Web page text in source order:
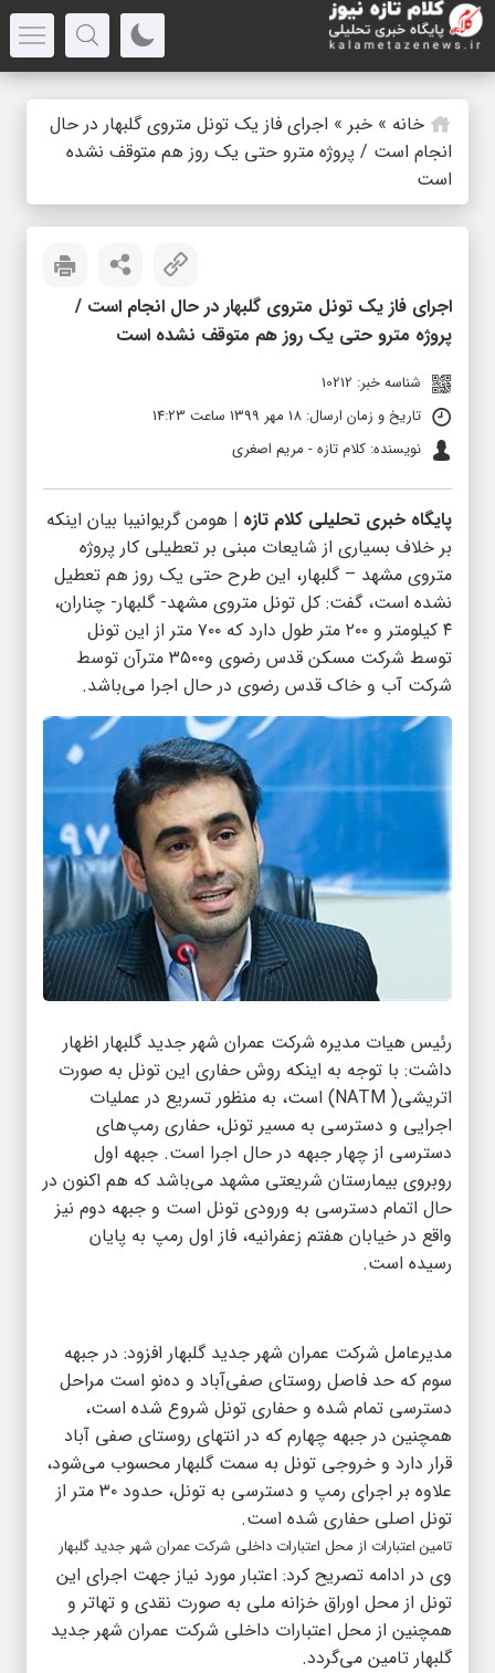
خانه » خبر » اجرای فاز یک تونل متروی گلبهار در حال
انجام است / پروژه مترو حتی یک روز هم متوقف نشده
است
اجرای فاز یک تونل متروی گلبهار در حال انجام است /
پروژه مترو حتی یک روز هم متوقف نشده است
شناسه خبر: 10212
تاریخ و زمان ارسال: 18 مهر 1399 ساعت 14:23
نویسنده: کلام تازه - مریم اصغری
پایگاه خبری تحلیلی کلام تازه | هومن گریوانیبا بیان اینکه
بر خلاف بسیاری از شایعات مبنی بر تعطیلی کار پروژه
متروی مشهد – گلبهار، این طرح حتی یک روز هم تعطیل
نشده است، گفت: کل تونل متروی مشهد- گلبهار- چناران،
۴ کیلومتر و ۲۰۰ متر طول دارد که ۷۰۰ متر از این تونل
توسط شرکت مسکن قدس رضوی و۳۵۰۰ مترآن توسط
شرکت آب و خاک قدس رضوی در حال اجرا می‌باشد.
رئیس هیات مدیره شرکت عمران شهر جدید گلبهار اظهار
داشت: با توجه به اینکه روش حفاری این تونل به صورت
اتریشی( NATM) است، به منظور تسریع در عملیات
اجرایی و دسترسی به مسیر تونل، حفاری رمپ‌های
دسترسی از چهار جبهه در حال اجرا است. جبهه اول
روبروی بیمارستان شریعتی مشهد می‌باشد که هم اکنون در
حال اتمام دسترسی به ورودی تونل است و جبهه دوم نیز
واقع در خیابان هفتم زعفرانیه، فاز اول رمپ به پایان
رسیده است.
مدیرعامل شرکت عمران شهر جدید گلبهار افزود: در جبهه
سوم که حد فاصل روستای صفی‌آباد و ده‌نو است مراحل
دسترسی تمام شده و حفاری تونل شروع شده است،
همچنین در جبهه چهارم که در انتهای روستای صفی آباد
قرار دارد و خروجی تونل به سمت گلبهار محسوب می‌شود،
علاوه بر اجرای رمپ و دسترسی به تونل، حدود ۳۰ متر از
تونل اصلی حفاری شده است.
تامین اعتبارات از محل اعتبارات داخلی شرکت عمران شهر جدید گلبهار
وی در ادامه تصریح کرد: اعتبار مورد نیاز جهت اجرای این
تونل از محل اوراق خزانه ملی به صورت نقدی و تهاتر و
همچنین از محل اعتبارات داخلی شرکت عمران شهر جدید
گلبهار تامین می‌گردد.